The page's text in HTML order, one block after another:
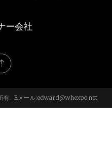
ー会社
有. Eメール:edward@whexpo.net